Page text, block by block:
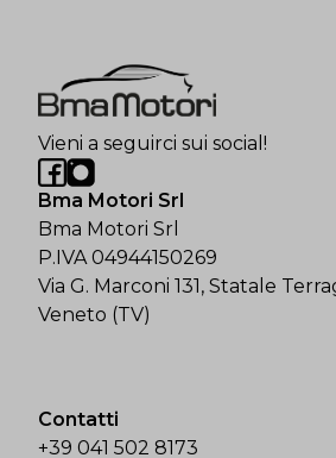
Vieni a seguirci sui social!
Bma Motori Srl
Bma Motori Srl
P.IVA 04944150269
Via G. Marconi 131, Statale
Veneto (TV)
Contatti
+39 041 502 8173